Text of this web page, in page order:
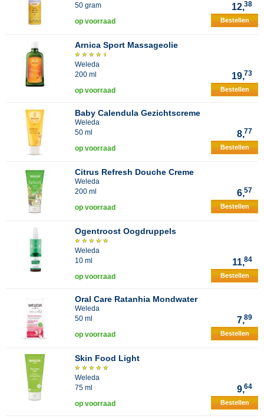
50 gram
12,38
op voorraad Bestellen
Arnica Sport Massageolie
Weleda
200 ml
19,73
op voorraad Bestellen
Baby Calendula Gezichtscreme
Weleda
50 ml
8,77
op voorraad Bestellen
Citrus Refresh Douche Creme
Weleda
200 ml
6,57
op voorraad Bestellen
Ogentroost Oogdruppels
Weleda
10 ml
11,84
op voorraad Bestellen
Oral Care Ratanhia Mondwater
Weleda
50 ml
7,89
op voorraad Bestellen
Skin Food Light
Weleda
75 ml
9,64
op voorraad Bestellen